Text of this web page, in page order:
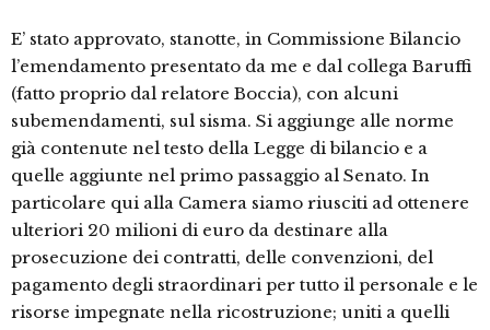
E’ stato approvato, stanotte, in Commissione Bilancio
l’emendamento presentato da me e dal collega Baruffi
(fatto proprio dal relatore Boccia), con alcuni
subemendamenti, sul sisma. Si aggiunge alle norme
già contenute nel testo della Legge di bilancio e a
quelle aggiunte nel primo passaggio al Senato. In
particolare qui alla Camera siamo riusciti ad ottenere
ulteriori 20 milioni di euro da destinare alla
prosecuzione dei contratti, delle convenzioni, del
pagamento degli straordinari per tutto il personale e le
risorse impegnate nella ricostruzione; uniti a quelli